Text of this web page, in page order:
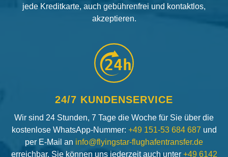
jede Kreditkarte, auch gebührenfrei und kontaktlos,
akzeptieren.
24h
24/7 KUNDENSERVICE
Wir sind 24 Stunden, 7 Tage die Woche für Sie über die
kostenlose WhatsApp-Nummer: +49 151-53 684 687 und
per E-Mail an info@flyingstar-flughafentransfer.de
erreichbar. Sie können uns jederzeit auch unter +49 6142